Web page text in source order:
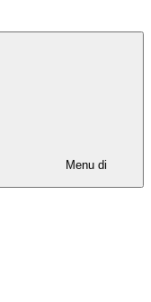
Menu di